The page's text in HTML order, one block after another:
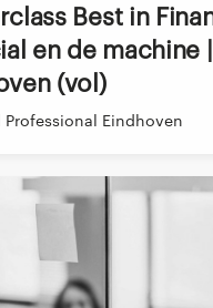
en de machine |
(vol)
Professional Eindhoven